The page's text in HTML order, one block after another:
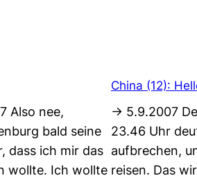
Also nee,
bald seine
dass ich mir das
wollte. Ich wollte
China (12):
-> 5.9.2007
23.46 Uhr
aufbrechen,
reisen. Das